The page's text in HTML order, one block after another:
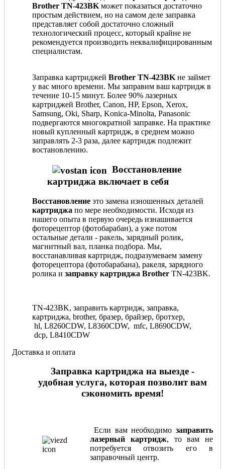
Brother TN-423BK может показаться достаточно
простым действием, но на самом деле заправка
представляет собой достаточно сложный
технологический процесс, который крайне не
рекомендуется производить неквалифицированным
специалистам.
Заправка картриджей Brother TN-423BK не займет
у вас много времени. Мы заправим ваш картридж в
течение 10-15 минут. Более 90% лазерных
картриджей Brother, Canon, HP, Epson, Xerox,
Samsung, Oki, Sharp, Konica-Minolta, Panasonic
подвергаются многократной заправке. На практике
новый купленный картридж, в среднем можно
заправлять 2-3 раза, далее картридж подлежит
востановлению.
Восстановление
картриджа включает в себя
Восстановление это замена изношенных деталей
картриджа по мере необходимости. Исходя из
нашего опыта в первую очередь изнашивается
фоторецептор (фотобарабан), а уже потом
остальные детали - ракель, зарядный ролик,
магнитный вал, планка подбора. Мы,
восстанавливая картридж, подразумеваем замену
фоторецептора (фотобарабана), ракеля, зарядного
ролика и заправку картриджа Brother TN-423BK.
TN-423BK, заправить картридж, заправка,
картриджа, brother, бразер, брайзер, бротхер,
hl, L8260CDW, L8360CDW, mfc, L8690CDW,
dcp, L8410CDW
Доставка и оплата
Заправка картриджа на выезде -
удобная услуга, которая позволит вам
сэкономить время!
Если вам необходимо заправить
лазерный картридж, то вам не
потребуется отвозить его в
заправочный центр.